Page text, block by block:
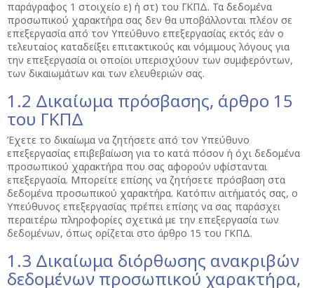
παράγραφος 1 στοιχείο ε) ή στ) του ΓΚΠΔ. Τα δεδομένα
προσωπικού χαρακτήρα σας δεν θα υποβάλλονται πλέον σε
επεξεργασία από τον Υπεύθυνο επεξεργασίας εκτός εάν ο
τελευταίος καταδείξει επιτακτικούς και νόμιμους λόγους για
την επεξεργασία οι οποίοι υπερισχύουν των συμφερόντων,
των δικαιωμάτων και των ελευθεριών σας.
1.2 Δικαίωμα πρόσβασης, άρθρο 15
του ΓΚΠΔ
Έχετε το δικαίωμα να ζητήσετε από τον Υπεύθυνο
επεξεργασίας επιβεβαίωση για το κατά πόσον ή όχι δεδομένα
προσωπικού χαρακτήρα που σας αφορούν υφίστανται
επεξεργασία. Μπορείτε επίσης να ζητήσετε πρόσβαση στα
δεδομένα προσωπικού χαρακτήρα. Κατόπιν αιτήματός σας, ο
Υπεύθυνος επεξεργασίας πρέπει επίσης να σας παράσχει
περαιτέρω πληροφορίες σχετικά με την επεξεργασία των
δεδομένων, όπως ορίζεται στο άρθρο 15 του ΓΚΠΔ.
1.3 Δικαίωμα διόρθωσης ανακριβών
δεδομένων προσωπικού χαρακτήρα,